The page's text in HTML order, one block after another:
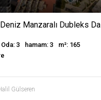
Manzaralı Dubleks
Oda: 3 hamam: 3
m²: 165
Gülseren